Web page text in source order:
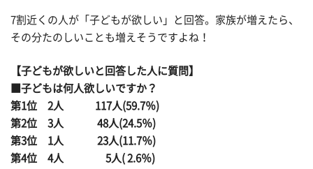
7割近くの人が「子どもが欲しい」と回答。家族が増えたら、
その分たのしいことも増えそうですよね！
【子どもが欲しいと回答した人に質問】
■子どもは何人欲しいですか？
第1位 2人 117人(59.7％)
第2位 3人 48人(24.5％)
第3位 1人 23人(11.7％)
第4位 4人 5人( 2.6％)